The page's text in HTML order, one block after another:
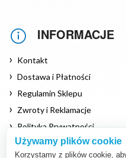
INFORMACJE
Kontakt
Dostawa i Płatności
Regulamin Sklepu
Zwroty i Reklamacje
Polityka Prywatności
Polityka Cookies
Używamy plików cookie
Korzystamy z plików cookie,